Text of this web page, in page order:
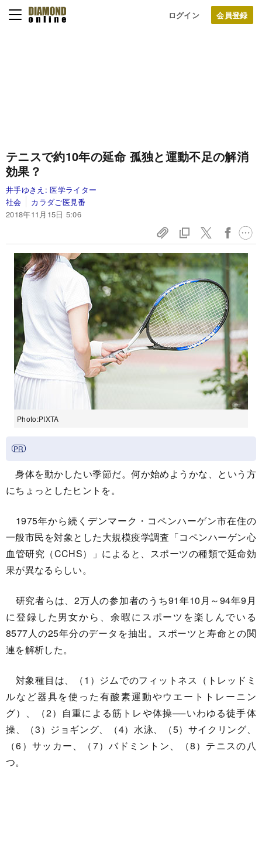
ログイン
テニスで約10年の延命 孤独と運動不足の解消
効果？
井手ゆきえ:医学ライター
社会
カラダご医見番
2018年11月15日 5:06
Photo:PIXTA
身体を動かしたい季節だ。何か始めようかな、という方
にちょっとしたヒントを。
1975年から続くデンマーク・コペンハーゲン市在住の
一般市民を対象とした大規模疫学調査「コペンハーゲン心
血管研究（CCHS）」によると、スポーツの種類で延命効
果が異なるらしい。
研究者らは、2万人の参加者のうち91年10月～94年9月
に登録した男女から、余暇にスポーツを楽しんでいる
8577人の25年分のデータを抽出。スポーツと寿命との関
連を解析した。
対象種目は、（1）ジムでのフィットネス（トレッドミ
ルなど器具を使った有酸素運動やウエートトレーニン
グ）、（2）自重による筋トレや体操──いわゆる徒手体
操、（3）ジョギング、（4）水泳、（5）サイクリング、
（6）サッカー、（7）バドミントン、（8）テニスの八
つ。